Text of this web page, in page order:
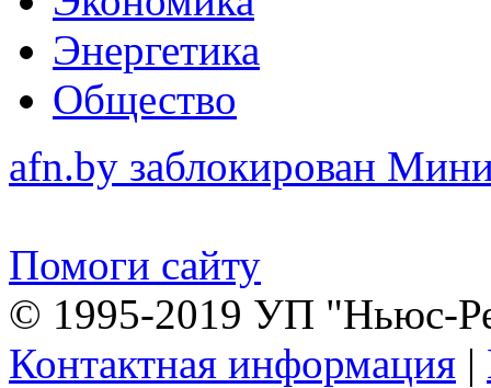
Энергетика
Общество
afn.by заблокирован
Помоги сайту
© 1995-2019 УП "Ньюс-
Контактная информация |